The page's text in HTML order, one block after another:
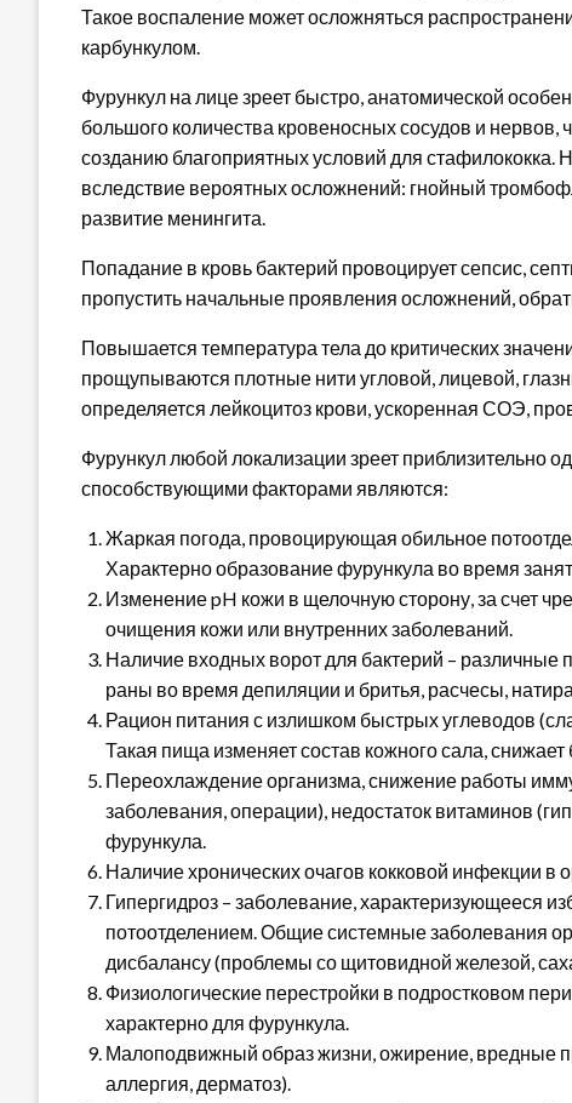
Такое воспаление может осложняться
карбункулом.
Фурункул на лице зреет быстро, анатомической
большого количества кровеносных сосудов и нервов,
созданию благоприятных условий для стафилококка.
вследствие вероятных осложнений: гнойный
развитие менингита.
Попадание в кровь бактерий провоцирует сепсис,
пропустить начальные проявления осложнений,
Повышается температура тела до критических
прощупываются плотные нити угловой, лицевой,
определяется лейкоцитоз крови, ускоренная СОЭ,
Фурункул любой локализации зреет приблизительно
способствующими факторами являются:
Жаркая погода, провоцирующая обильное
Характерно образование фурункула во время
Изменение pH кожи в щелочную сторону, за счет
очищения кожи или внутренних заболеваний.
Наличие входных ворот для бактерий –
раны во время депиляции и бритья, расчесы,
Рацион питания с излишком быстрых углеводов
Такая пища изменяет состав кожного сала,
Переохлаждение организма, снижение работы
заболевания, операции), недостаток витаминов
фурункула.
Наличие хронических очагов кокковой инфекции в
Гипергидроз – заболевание, характеризующееся
потоотделением. Общие системные заболевания
дисбалансу (проблемы со щитовидной железой,
Физиологические перестройки в подростковом
характерно для фурункула.
Малоподвижный образ жизни, ожирение, вредные
аллергия, дерматоз).